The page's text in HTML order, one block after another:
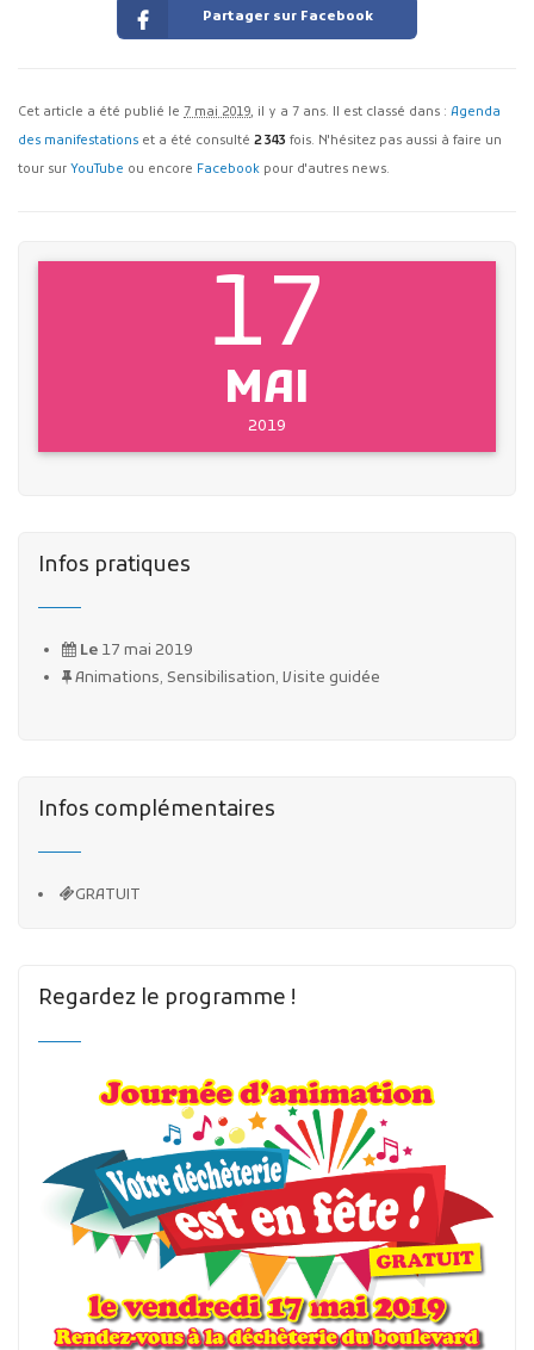
Partager sur Facebook
Cet article a été publié le 7 mai 2019, il y a 7 ans. Il est classé dans : Agenda
des manifestations et a été consulté 2 343 fois. N'hésitez pas aussi à faire un
tour sur YouTube ou encore Facebook pour d'autres news.
17
MAI
2019
Infos pratiques
Le17 mai 2019
Animations, Sensibilisation, Visite guidée
Infos complémentaires
GRATUIT
Regardez le programme !